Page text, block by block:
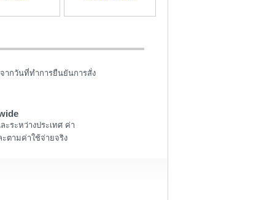
ากวันที่ทำการยืนยันการสั่ง
ะระหว่างประเทศ ค่า
ตามค่าใช้จ่ายจริง